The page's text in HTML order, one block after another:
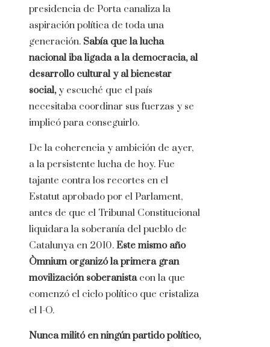
presidencia de Porta canaliza la
aspiración política de toda una
generación. Sabía que la lucha
nacional iba ligada a la democracia, al
desarrollo cultural y al bienestar
social,y escuché que el país
necesitaba coordinar sus fuerzas y se
implicó para conseguirlo.
De la coherencia y ambición de ayer,
a la persistente lucha de hoy. Fue
tajante contra los recortes en el
Estatut aprobado por el Parlament,
antes de que el Tribunal Constitucional
liquidara la soberanía del pueblo de
Catalunya en 2010. Este mismo año
Òmnium organizó la primera gran
movilización soberanistacon la que
comenzó el ciclo político que cristaliza
el 1-O.
Nunca militó en ningún partido político,